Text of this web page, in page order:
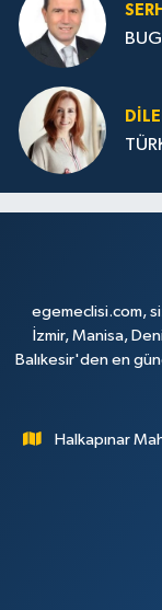
egemeclisi.com,
İzmir, Manisa,
Balıkesir'den en
Halkapınar